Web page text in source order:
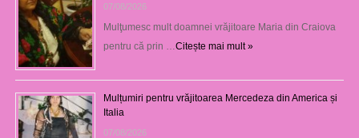
07/08/2026
Mulţumesc mult doamnei vrăjitoare Maria din Craiova
pentru că prin … Citește mai mult »
Mulțumiri pentru vrăjitoarea Mercedeza din America și
Italia
07/08/2026